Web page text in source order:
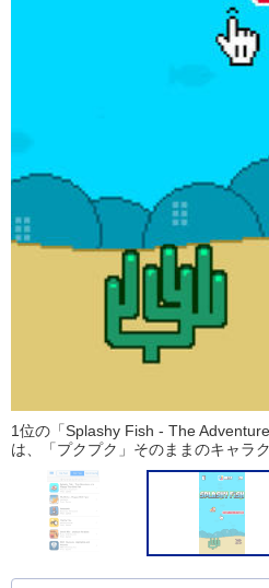
1位の「Splashy Fish - The
は、「プクプク」そのままのキャラ